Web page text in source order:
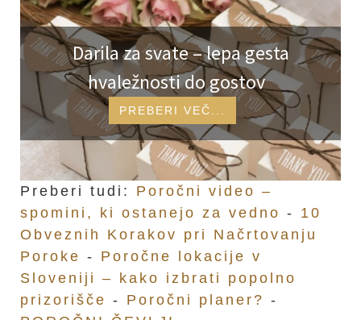
Darila za svate – lepa gesta
hvaležnosti do gostov
PREBERI VEČ...
Preberi tudi: Poročni video –
spomini, ki ostanejo za vedno - 10
Obveznih Korakov pri Načrtovanju
Poroke - Poročne lokacije v
Sloveniji – kako izbrati popolno
prizorišče - Poročni planer? -